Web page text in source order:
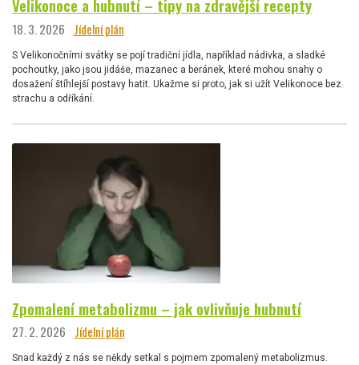
Velikonoce a hubnutí – tipy na zdravější recepty
18. 3. 2026 Jídelní plán
S Velikonočními svátky se pojí tradiční jídla, například nádivka, a sladké
pochoutky, jako jsou jidáše, mazanec a beránek, které mohou snahy o
dosažení štíhlejší postavy hatit. Ukažme si proto, jak si užít Velikonoce bez
strachu a odříkání.
Zpomalení metabolizmu – jak ovlivňuje hubnutí
27. 2. 2026 Jídelní plán
Snad každý z nás se někdy setkal s pojmem zpomalený metabolizmus.